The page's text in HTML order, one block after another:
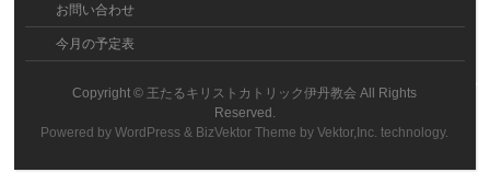
お問い合わせ
今月の予定表
Copyright © 王たるキリストカトリック伊丹教会 All Rights
Reserved.
Powered byWordPress & BizVektor Theme byVektor,Inc. technology.